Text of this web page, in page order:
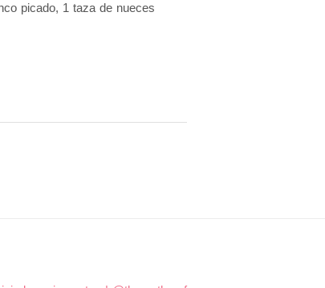
picado, 1 taza de nueces